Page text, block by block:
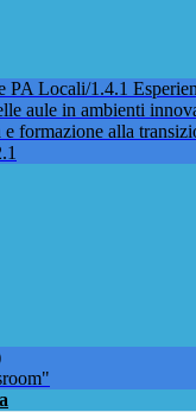
PA Locali/1.4.1
aule in ambienti
formazione alla